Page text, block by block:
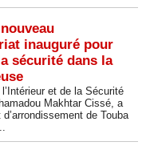
inauguré pour
sécurité dans la
et de la Sécurité
Makhtar Cissé, a
de Touba